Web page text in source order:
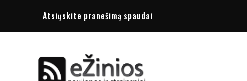
Atsiųskite pranešimą spaudai